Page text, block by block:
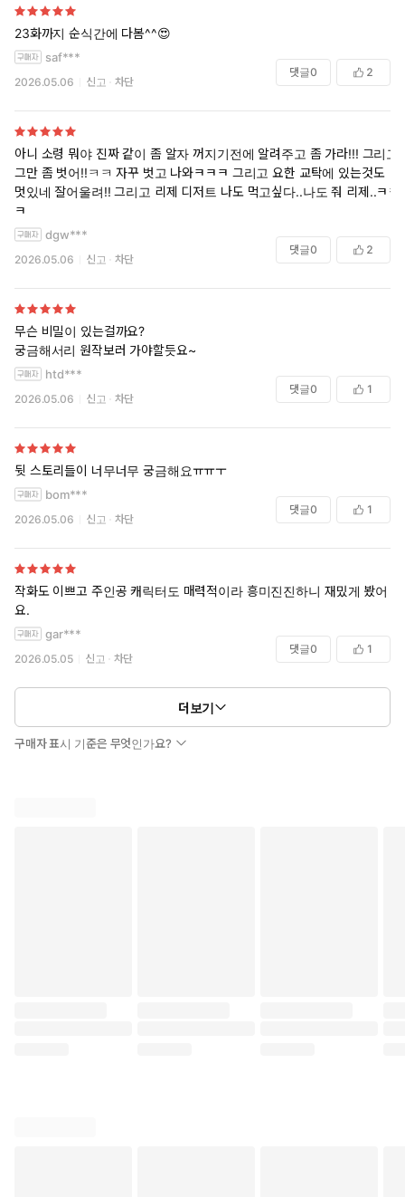
23화까지 순식간에 다봄^^😍
saf***
2026.05.06 신고 차단
댓글0 2
아니 소령 뭐야 진짜 같이 좀 알자 꺼지기전에 알려주고 좀 가라!!! 그리고
그만 좀 벗어!!ㅋㅋ 자꾸 벗고 나와ㅋㅋㅋ 그리고 요한 교탁에 있는것도
멋있네 잘어울려!! 그리고 리제 디저트 나도 먹고싶다..나도 줘 리제..ㅋㅋ
ㅋ
dgw***
2026.05.06 신고 차단
댓글0 2
무슨 비밀이 있는걸까요?
궁금해서리 원작보러 가야할듯요~
htd***
2026.05.06 신고 차단
댓글0 1
뒷 스토리들이 너무너무 궁금해요ㅠㅠㅜ
bom***
2026.05.06 신고 차단
댓글0 1
작화도 이쁘고 주인공 캐릭터도 매력적이라 흥미진진하니 재밌게 봤어
요.
gar***
2026.05.05 신고 차단
댓글0 1
더보기
구매자 표시 기준은 무엇인가요?